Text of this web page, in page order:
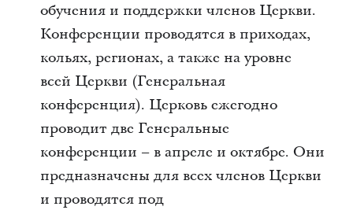
обучения и поддержки членов Церкви.
Конференции проводятся в приходах,
кольях, регионах, а также на уровне
всей Церкви (Генеральная
конференция). Церковь ежегодно
проводит две Генеральные
конференции – в апреле и октябре. Они
предназначены для всех членов Церкви
и проводятся под